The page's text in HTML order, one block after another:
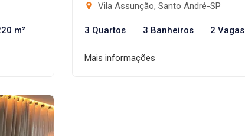
m²
Vila Assunção, Santo André-SP
3 Quartos 3 Banheiros 2 Vagas
Mais informações